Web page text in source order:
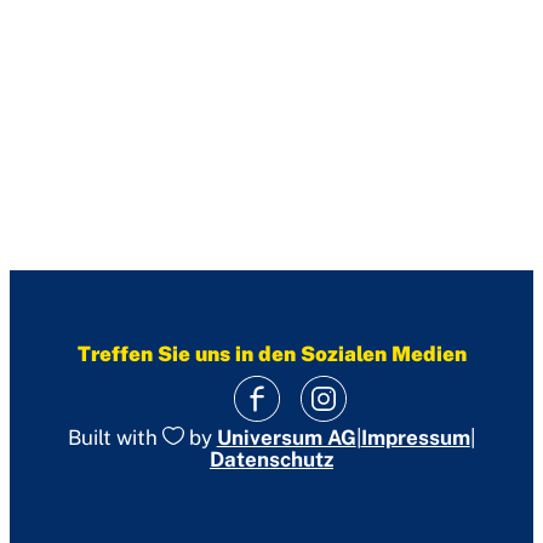
Treffen Sie uns in den Sozialen Medien
Built with by Universum AG Impressum|
Datenschutz